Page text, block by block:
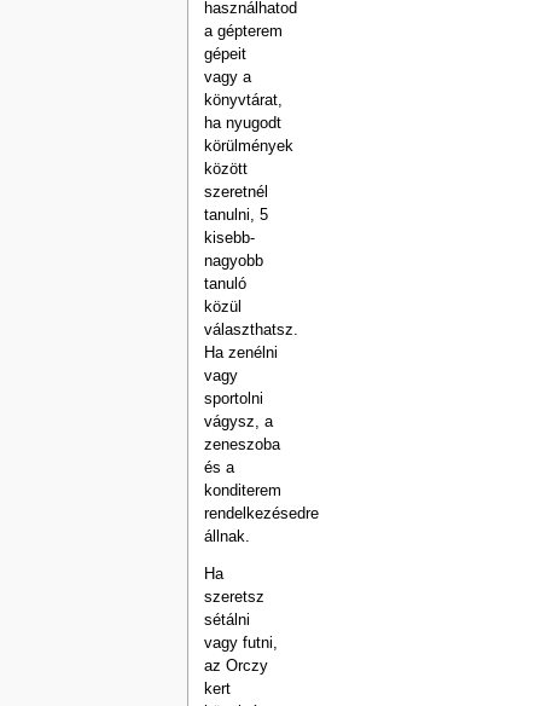
használhatod
a gépterem
gépeit
vagy a
könyvtárat,
ha nyugodt
körülmények
között
szeretnél
tanulni, 5
kisebb-
nagyobb
tanuló
közül
választhatsz.
Ha zenélni
vagy
sportolni
vágysz, a
zeneszoba
és a
konditerem
rendelkezésedre
állnak.
Ha
szeretsz
sétálni
vagy futni,
az Orczy
kert